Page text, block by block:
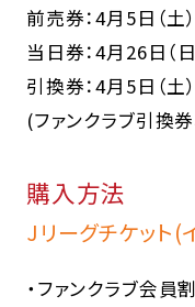
前売券：4月5日（土
当日券：4月26日（
引換券：4月5日（
(ファンクラブ引換
購入方法
Jリーグチケット(
・ファンクラブ会員